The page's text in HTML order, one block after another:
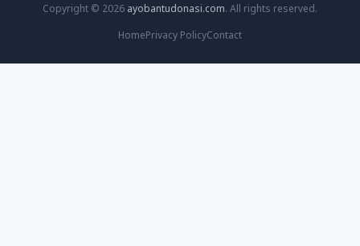
Copyright © 2026 ayobantudonasi.com. All rights reserved.
HomePrivacy PolicyContact